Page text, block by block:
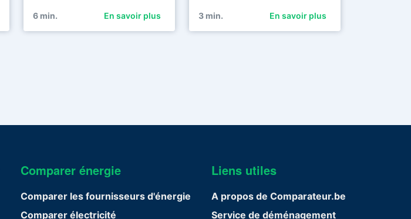
6 min. En savoir plus 3 min. En savoir plus
Comparer énergie
Comparer les fournisseurs d'énergie
Comparer électricité
Liens utiles
A propos de Comparateur.be
Service de déménagement